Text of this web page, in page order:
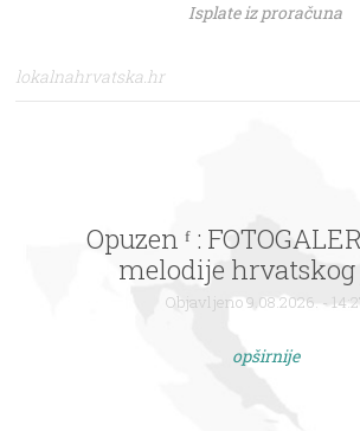
Isplate iz proračuna
lokalnahrvatska.hr
Opuzen ᶠ :
melodije hrvatskog
Objavljeno 9.08.2026. -
opširnije